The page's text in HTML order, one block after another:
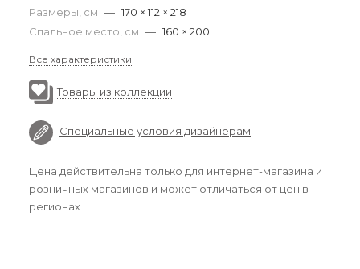
Размеры, см — 170 × 112 × 218
Спальное место, см — 160 × 200
Все характеристики
Товары из коллекции
Специальные условия дизайнерам
Цена действительна только для интернет-магазина и
розничных магазинов и может отличаться от цен в
регионах